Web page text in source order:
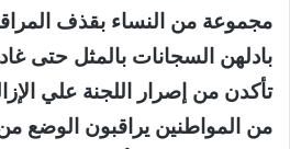
مجموعة من النساء بقذف
بادلهن السجانات بالمثل حتى
تأكدن من إصرار اللجنة علي
من المواطنين يراقبون الوضع من